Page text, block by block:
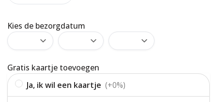
Kies de bezorgdatum
Gratis kaartje toevoegen
Ja, ik wil een kaartje (+0%)